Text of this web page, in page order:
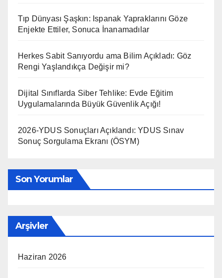
Tıp Dünyası Şaşkın: Ispanak Yapraklarını Göze
Enjekte Ettiler, Sonuca İnanamadılar
Herkes Sabit Sanıyordu ama Bilim Açıkladı: Göz
Rengi Yaşlandıkça Değişir mi?
Dijital Sınıflarda Siber Tehlike: Evde Eğitim
Uygulamalarında Büyük Güvenlik Açığı!
2026-YDUS Sonuçları Açıklandı: YDUS Sınav
Sonuç Sorgulama Ekranı (ÖSYM)
Son Yorumlar
Arşivler
Haziran 2026